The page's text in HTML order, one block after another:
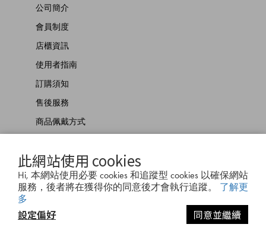
此網站使用 cookies
Hi, 本網站使用必要 cookies 和追蹤型 cookies 以確保網站
服務，後者將在獲得你的同意後才會執行追蹤。 了解更
多
設定偏好 同意並繼續
公司簡介
會員制度
店櫃資訊
使用者指南
訂購須知
售後服務
商品佩戴方式